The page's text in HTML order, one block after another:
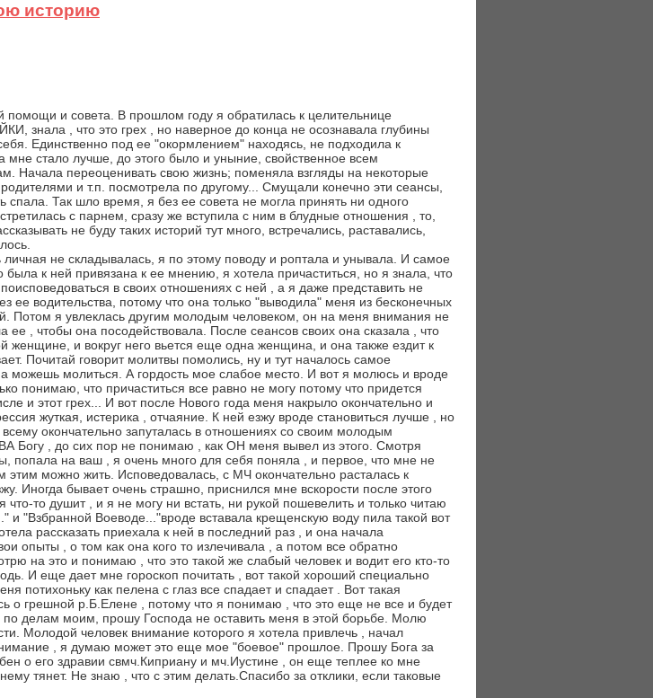
историю
помощи и совета. В прошлом году я обратилась к целительнице
знала , что это грех , но наверное до конца не осознавала глубины
Единственно под ее "окормлением" находясь, не подходила к
мне стало лучше, до этого было и уныние, свойственное всем
Начала переоценивать свою жизнь; поменяла взгляды на некоторые
и т.п. посмотрела по другому... Смущали конечно эти сеансы,
спала. Так шло время, я без ее совета не могла принять ни одного
с парнем, сразу же вступила с ним в блудные отношения , то,
не буду таких историй тут много, встречались, раставались,
не складывалась, я по этому поводу и роптала и унывала. И самое
была к ней привязана к ее мнению, я хотела причаститься, но я знала, что
в своих отношениях с ней , а я даже представить не
ее водительства, потому что она только "выводила" меня из бесконечных
Потом я увлеклась другим молодым человеком, он на меня внимания не
ее , чтобы она посодействовала. После сеансов своих она сказала , что
женщине, и вокруг него вьется еще одна женщина, и она также ездит к
Почитай говорит молитвы помолись, ну и тут началось самое
можешь молиться. А гордость мое слабое место. И вот я молюсь и вроде
понимаю, что причаститься все равно не могу потому что придется
и этот грех... И вот после Нового года меня накрыло окончательно и
жуткая, истерика , отчаяние. К ней езжу вроде становиться лучше , но
окончательно запуталась в отношениях со своим молодым
Богу , до сих пор не понимаю , как ОН меня вывел из этого. Смотря
попала на ваш , я очень много для себя поняла , и первое, что мне не
этим можно жить. Исповедовалась, с МЧ окончательно расталась к
Иногда бывает очень страшно, приснился мне вскорости после этого
что-то душит , и я не могу ни встать, ни рукой пошевелить и только читаю
и "Взбранной Воеводе..."вроде вставала крещенскую воду пила такой вот
рассказать приехала к ней в последний раз , и она начала
опыты , о том как она кого то излечивала , а потом все обратно
на это и понимаю , что это такой же слабый человек и водит его кто-то
И еще дает мне гороскоп почитать , вот такой хороший специально
потихоньку как пелена с глаз все спадает и спадает . Вот такая
о грешной р.Б.Елене , потому что я понимаю , что это еще не все и будет
делам моим, прошу Господа не оставить меня в этой борьбе. Молю
Молодой человек внимание которого я хотела привлечь , начал
, я думаю может это еще мое "боевое" прошлое. Прошу Бога за
о его здравии свмч.Киприану и мч.Иустине , он еще теплее ко мне
тянет. Не знаю , что с этим делать.Спасибо за отклики, если таковые